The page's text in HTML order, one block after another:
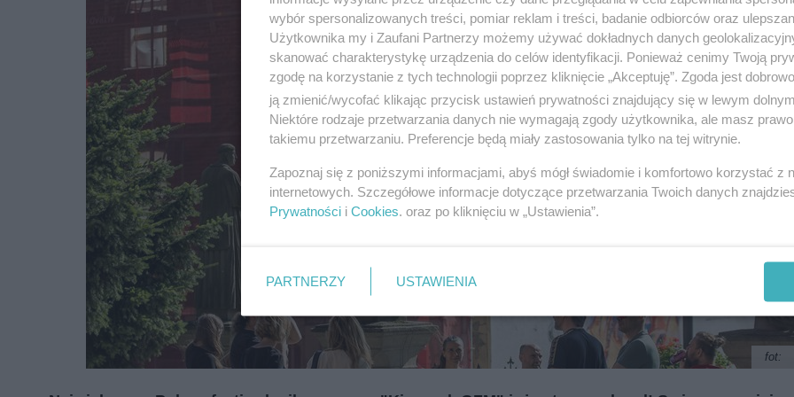
fot:
Wydawca mediów lokalnych
polityką prywatności regulamin korzystania z portali
Tarnowskie Góry
Ruda Śląska
Świętochłowice
Tychy
Bytom
Katowice
Gliwice
Zabrze
Zagłębie
wybór spersonalizowanych treści, pomiar reklam i treści, badanie odbiorców oraz
Użytkownika my i Zaufani Partnerzy możemy używać dokładnych danych
skanować charakterystykę urządzenia do celów identyfikacji. Ponieważ cenimy Twoją
zgodę na korzystanie z tych technologii poprzez kliknięcie „Akceptuję”. Zgoda jest
ją zmienić/wycofać klikając przycisk ustawień prywatności znajdujący się w lewym
Niektóre rodzaje przetwarzania danych nie wymagają zgody użytkownika, ale masz
takiemu przetwarzaniu. Preferencje będą miały zastosowania tylko na tej witrynie.
Zapoznaj się z poniższymi informacjami, abyś mógł świadomie i komfortowo korzystać z
internetowych. Szczegółowe informacje dotyczące przetwarzania Twoich danych
Prywatności i Cookies. oraz po kliknięciu w „Ustawienia”.
PARTNERZY USTAWIENIA